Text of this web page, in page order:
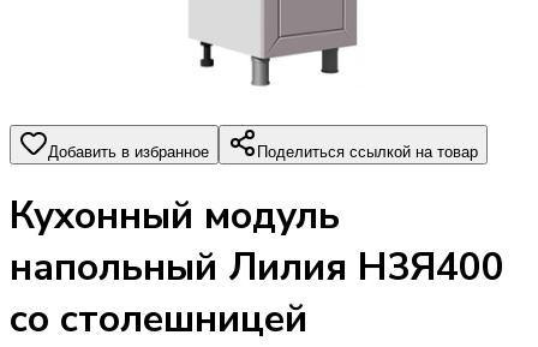
Добавить в избранное Поделиться ссылкой на товар
Кухонный модуль
напольный Лилия Н3Я400
со столешницей